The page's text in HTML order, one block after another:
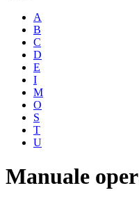
A
B
C
D
E
I
M
O
S
T
U
Manuale